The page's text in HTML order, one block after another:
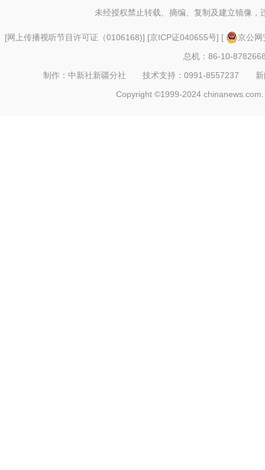
未经授权禁止转载、摘编、复制及建立镜像，
[网上传播视听节目许可证（0106168)] [京ICP证040655号] [
京公
总机：86-10-
制作：中新社新疆分社 技术支持：0991-8557237
Copyright ©1999-2024